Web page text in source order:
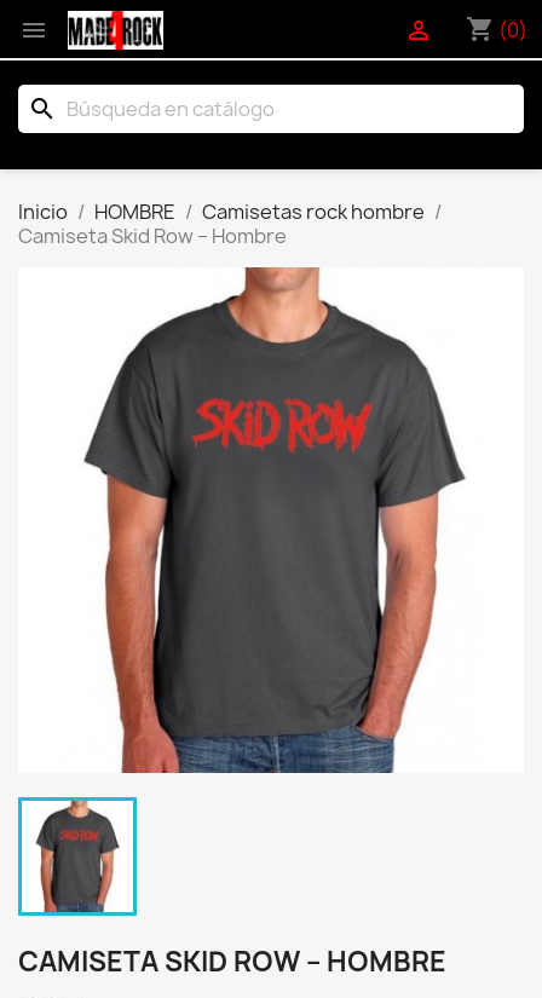
 shopping_cart (0)

search
Inicio HOMBRE
Camisetas rock hombre
Camiseta Skid Row – Hombre
CAMISETA SKID ROW – HOMBRE